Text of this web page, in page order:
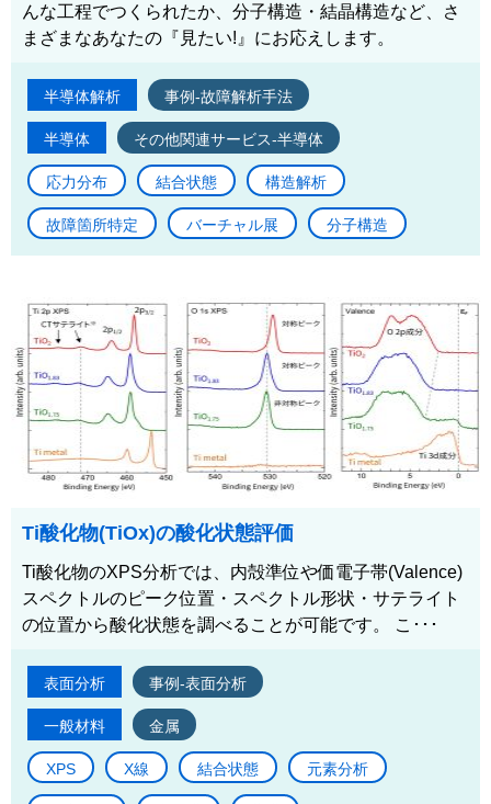
んな工程でつくられたか、分子構造・結晶構造など、さ
まざまなあなたの『見たい!』にお応えします。
半導体解析 事例-故障解析手法
半導体 その他関連サービス-半導体
応力分布 結合状態 構造解析
故障箇所特定 バーチャル展 分子構造
Ti酸化物(TiOx)の酸化状態評価
Ti酸化物のXPS分析では、内殻準位や価電子帯(Valence)
スペクトルのピーク位置・スペクトル形状・サテライト
の位置から酸化状態を調べることが可能です。 こ･･･
表面分析 事例-表面分析
一般材料 金属
XPS X線 結合状態 元素分析